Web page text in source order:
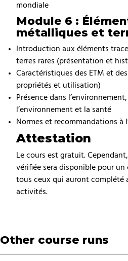
mondiale
Module 6 :
métalliques et
Introduction aux éléments
terres rares (présentation et
Caractéristiques des ETM et
propriétés et utilisation)
Présence dans
l’environnement et la santé
Normes et recommandations à
Attestation
Le cours est gratuit.
vérifiée sera disponible pour
tous ceux qui auront complété
activités.
Other course runs